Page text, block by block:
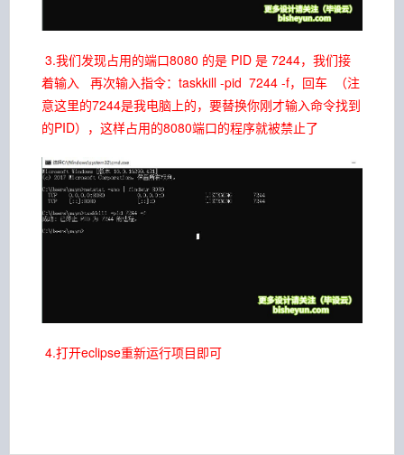
3.我们发现占用的端口8080 的是 PID 是 7244，我们接
着输入 再次输入指令：taskkill -pid 7244 -f，回车 （注
意这里的7244是我电脑上的，要替换你刚才输入命令找到
的PID），这样占用的8080端口的程序就被禁止了
4.打开eclipse重新运行项目即可